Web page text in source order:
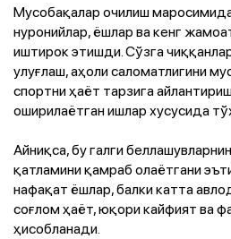
Мусобақалар очилиш
нуронийлар, ёшлар ва кенг
иштирок этишди. Сўзга
улуғлаш, аҳоли саломатлигини
спортни ҳаёт тарзига
оширилаётган ишлар хусусида
Айниқса, бу галги
қатламини қамраб олаётгани
нафақат ёшлар, балки катта
соғлом ҳаёт, юқори кайфият ва
ҳисобланади.